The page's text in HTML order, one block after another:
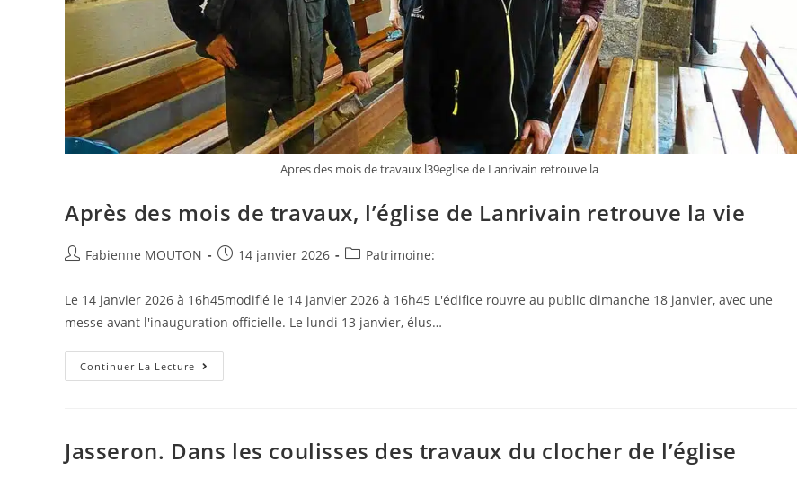
Apres des mois de travaux l39eglise de Lanrivain retrouve la
Après des mois de travaux, l’église de Lanrivain retrouve la vie
Auteur/autrice
la
publication :
Fabienne MOUTON
Post14 janvier 2026
PostPatrimoine:
Le 14 janvier 2026 à 16h45modifié le 14 janvier 2026 à 16h45 L'édifice rouvre au public dimanche 18 janvier, avec une
messe avant l'inauguration officielle. Le lundi 13 janvier, élus…
Continuer La Lecture Après
Des
Lanrivain
Jasseron. Dans les coulisses des travaux du clocher de l’église